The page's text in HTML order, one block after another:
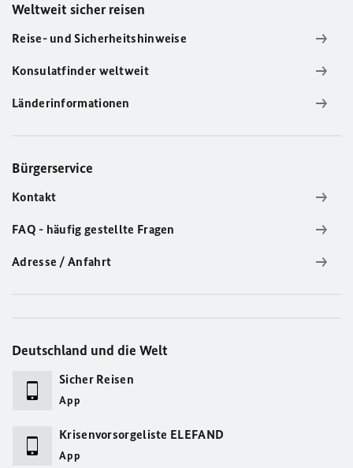
Weltweit sicher reisen
Reise- und Sicherheitshinweise
Konsulatfinder weltweit
Länderinformationen
Bürgerservice
Kontakt
FAQ - häufig gestellte Fragen
Adresse / Anfahrt
Deutschland und die Welt
Sicher Reisen
App
Krisenvorsorgeliste ELEFAND
App